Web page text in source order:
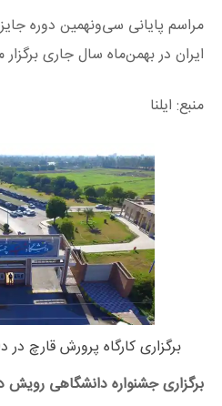
مراسم پایانی سی‌ونهمین دوره
ایران در بهمن‌ماه سال جاری
منبع: ایلنا
برگزاری کارگاه پرورش قارچ در
برگزاری جشنواره دانشگاهی رویش